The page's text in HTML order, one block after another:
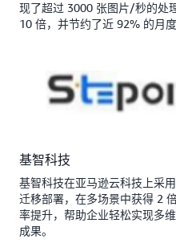
现了超过 3000 张图片/秒的处
10 倍，并节约了近 92% 的月度
基智科技
基智科技在亚马逊云科技上采
迁移部署，在多场景中获得 2
率提升，帮助企业轻松实现多
成果。